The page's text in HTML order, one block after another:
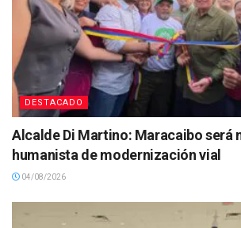
DESTACADO
Alcalde Di Martino: Maracaibo será
humanista de modernización vial
04/08/2026